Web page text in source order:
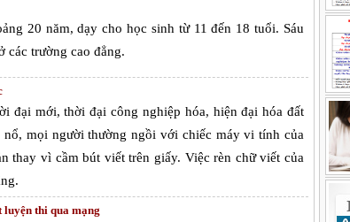
20 năm, dạy cho học sinh từ 11 đến 18 tuổi. Sáu
các trường cao đẳng.
đại mới, thời đại công nghiệp hóa, hiện đại hóa đất
mọi người thường ngồi với chiếc máy vi tính của
thay vì cầm bút viết trên giấy. Việc rèn chữ viết của
luyện thi qua mạng